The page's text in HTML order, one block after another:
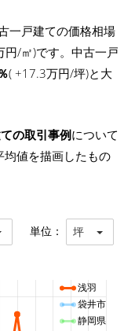
一戸建ての価格相場
円/㎡)です。中古一戸
( +17.3万円/坪)と大
の取引事例について
均値を描画したもの
単位： 坪
浅羽
袋井市
静岡県